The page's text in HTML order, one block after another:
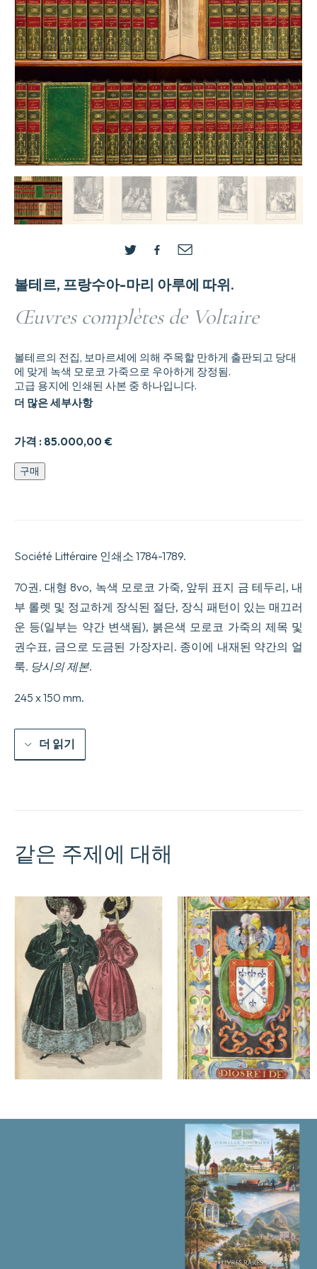
볼테르, 프랑수아-마리 아루에 따위.
Œuvres complètes de Voltaire
가격 : 85.000,00 €
볼테르의 전집, 보마르셰에 의해 주목할 만하게 출판되고 당대
에 맞게 녹색 모로코 가죽으로 우아하게 장정됨.
고급 용지에 인쇄된 사본 중 하나입니다.
더 많은 세부사항
완
전
구매
Société Littéraire 인쇄소 1784-1789.
70권. 대형 8vo, 녹색 모로코 가죽, 앞뒤 표지 금 테두리, 내
부 롤렛 및 정교하게 장식된 절단, 장식 패턴이 있는 매끄러
운 등(일부는 약간 변색됨), 붉은색 모로코 가죽의 제목 및
권수표, 금으로 도금된 가장자리. 종이에 내재된 약간의 얼
룩. 당시의 제본.
245 x 150 mm.
더 읽기
같은 주제에 대해